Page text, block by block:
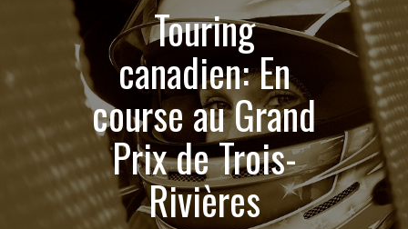
Touring
canadien: En
course au Grand
Prix de Trois-
Rivières